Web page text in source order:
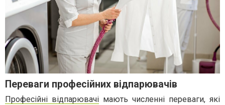
Переваги професійних відпарювачів
Професійні відпарювачі мають численні переваги, які